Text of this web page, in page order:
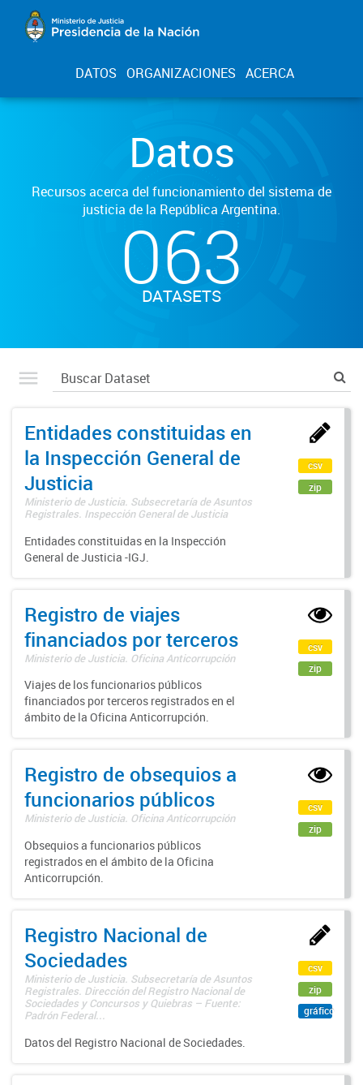
DATOS ORGANIZACIONES ACERCA
Datos
Recursos acerca del funcionamiento del sistema de
justicia de la República Argentina.
063
DATASETS
Entidades constituidas en
la Inspección General de
Justicia
Ministerio de Justicia. Subsecretaría de Asuntos
Registrales. Inspección General de Justicia
Entidades constituidas en la Inspección
General de Justicia -IGJ.
csv
zip
Registro de viajes
financiados por terceros
Ministerio de Justicia. Oficina Anticorrupción
Viajes de los funcionarios públicos
financiados por terceros registrados en el
ámbito de la Oficina Anticorrupción.
csv
zip
Registro de obsequios a
funcionarios públicos
Ministerio de Justicia. Oficina Anticorrupción
Obsequios a funcionarios públicos
registrados en el ámbito de la Oficina
Anticorrupción.
csv
zip
Registro Nacional de
Sociedades
Ministerio de Justicia. Subsecretaría de Asuntos
Registrales. Dirección del Registro Nacional de
Sociedades y Concursos y Quiebras – Fuente:
Padrón Federal...
Datos del Registro Nacional de Sociedades.
csv
zip
gráfico